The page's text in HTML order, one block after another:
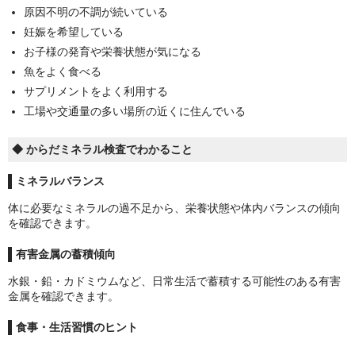
原因不明の不調が続いている
妊娠を希望している
お子様の発育や栄養状態が気になる
魚をよく食べる
サプリメントをよく利用する
工場や交通量の多い場所の近くに住んでいる
◆ からだミネラル検査でわかること
ミネラルバランス
体に必要なミネラルの過不足から、栄養状態や体内バランスの傾向
を確認できます。
有害金属の蓄積傾向
水銀・鉛・カドミウムなど、日常生活で蓄積する可能性のある有害
金属を確認できます。
食事・生活習慣のヒント